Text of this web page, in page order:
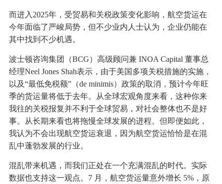
而进入2025年，受贸易和关税政策变化影响，航空货运在
今年面临了严峻局势，但不少业内人士认为，企业仍能在
其中找到不少机遇。
波士顿咨询集团（BCG）高级顾问兼 INOA Capital 董事总
经理Neel Jones Shah表示，由于美国多项关税措施的实施，
以及“最低免税额”（de minimis）政策的取消，预计今年旺
季的货运量将低于去年。从全球宏观角度来看，这种你来
我往的关税报复并不利于全球贸易，对社会整体也不是好
事。从长期来看也将拖慢全球发展的进程。但即便如此，
我认为不会出现航空货运衰退，因为航空货运恰恰是在混
乱中蓬勃发展的行业。
混乱带来机遇，而我们正处在一个充满混乱的时代。实际
数据也支持这一观点。7 月，航空货运量意外增长 5%，原